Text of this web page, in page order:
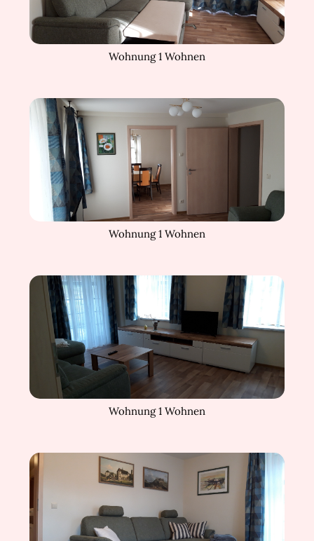
Wohnung 1 Wohnen
Wohnung 1 Wohnen
Wohnung 1 Wohnen